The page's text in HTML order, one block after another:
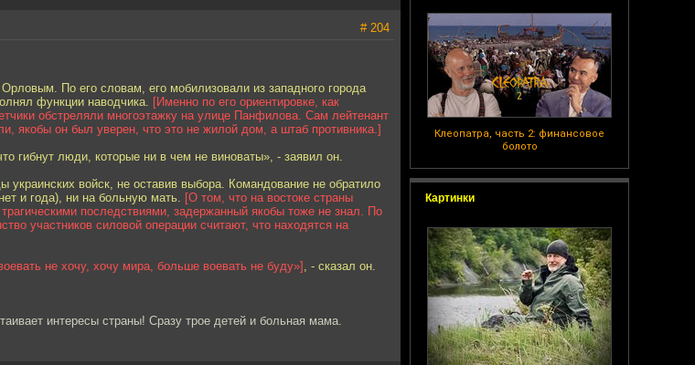
Клеопатра, часть 2: финансовое
болото
Картинки
# 204
По его словам, его мобилизовали из западного города
функции наводчика. [Именно по его ориентировке, как
обстреляли многоэтажку на улице Панфилова. Сам лейтенант
якобы он был уверен, что это не жилой дом, а штаб противника.]
гибнут люди, которые ни в чем не виноваты», - заявил он.
войск, не оставив выбора. Командование не обратило
и года), ни на больную мать. [О том, что на востоке страны
последствиями, задержанный якобы тоже не знал. По
участников силовой операции считают, что находятся на
не хочу, хочу мира, больше воевать не буду»] , - сказал он.
интересы страны! Сразу трое детей и больная мама.